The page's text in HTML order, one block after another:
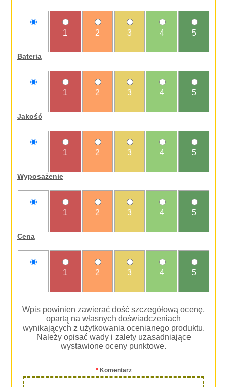
1 2 3 4 5
Bateria
1 2 3 4 5
Jakość
1 2 3 4 5
Wyposażenie
1 2 3 4 5
Cena
1 2 3 4 5
Wpis powinien zawierać dość szczegółową ocenę,
opartą na własnych doświadczeniach
wynikających z użytkowania ocenianego produktu.
Należy opisać wady i zalety uzasadniające
wystawione oceny punktowe.
*Komentarz